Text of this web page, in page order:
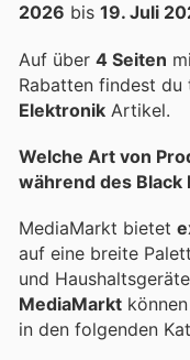
2026 bis 19. Juli
Auf über 4 Seiten
Rabatten findest
Elektronik Artikel.
Welche Art von
während des Black
MediaMarkt bietet
auf eine breite
und
MediaMarkt
in den folgenden